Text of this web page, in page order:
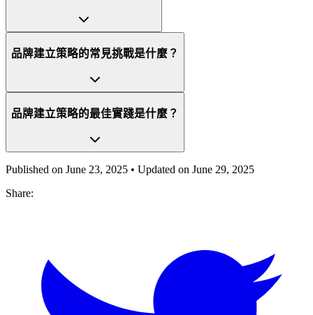
品牌建立策略的常見挑戰是什麼？
品牌建立策略的最佳實踐是什麼？
Published on June 23, 2025 • Updated on June 29, 2025
Share: